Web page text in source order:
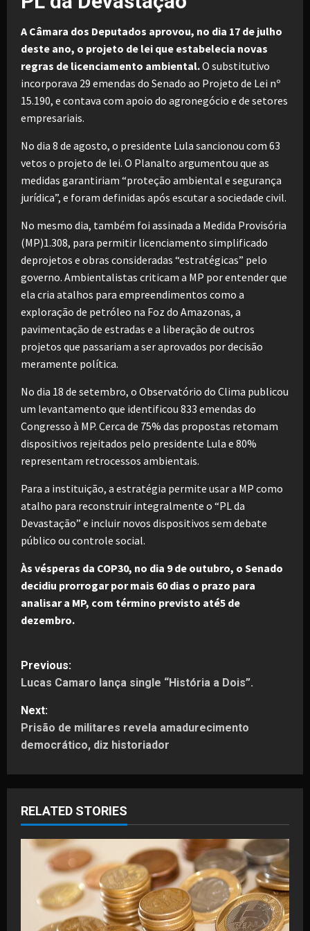
A Câmara dos Deputados aprovou, no dia 17 de julho
deste ano, o projeto de lei que estabelecia novas
regras de licenciamento ambiental.O substitutivo
incorporava 29 emendas do Senado ao Projeto de Lei nº
15.190, e contava com apoio do agronegócio e de setores
empresariais.
No dia 8 de agosto, o presidente Lula sancionou com 63
vetos o projeto de lei. O Planalto argumentou que as
medidas garantiriam “proteção ambiental e segurança
jurídica”, e foram definidas após escutar a sociedade civil.
No mesmo dia, também foi assinada a Medida Provisória
(MP)1.308, para permitir licenciamento simplificado
deprojetos e obras consideradas “estratégicas” pelo
governo. Ambientalistas criticam a MP por entender que
ela cria atalhos para empreendimentos como a
exploração de petróleo na Foz do Amazonas, a
pavimentação de estradas e a liberação de outros
projetos que passariam a ser aprovados por decisão
meramente política.
No dia 18 de setembro, o Observatório do Clima publicou
um levantamento que identificou 833 emendas do
Congresso à MP. Cerca de 75% das propostas retomam
dispositivos rejeitados pelo presidente Lula e 80%
representam retrocessos ambientais.
Para a instituição, a estratégia permite usar a MP como
atalho para reconstruir integralmente o “PL da
Devastação” e incluir novos dispositivos sem debate
público ou controle social.
Às vésperas da COP30, no dia 9 de outubro, o Senado
decidiu prorrogar por mais 60 dias o prazo para
analisar a MP, com término previsto até5 de
dezembro.
P
o
s
t
n
a
v
Previous:
Lucas Camaro lança single “História a Dois”.
Next:
Prisão de militares revela amadurecimento
democrático, diz historiador
RELATED STORIES